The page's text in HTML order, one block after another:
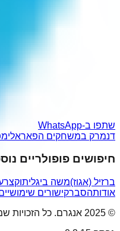
שתפו ב-WhatsApp
דנמרק במשחקים
חיפושים פופולריים
ברזיל (אגוז)משה ביגליתוקצר
אודותהסברקישורים
© 2025 אנגרם. כל הזכויות שמורות.